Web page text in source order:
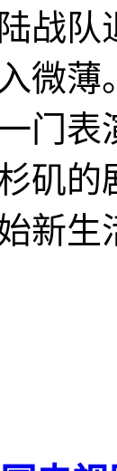
队退
微薄
门表
矶
新